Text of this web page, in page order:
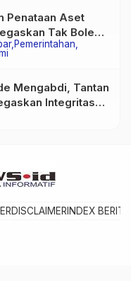
Pemerintahan
Penataan Aset
Tak Boleh
Mengabdi, Tantan
Integritas
DISCLAIMER INDEX BERITA